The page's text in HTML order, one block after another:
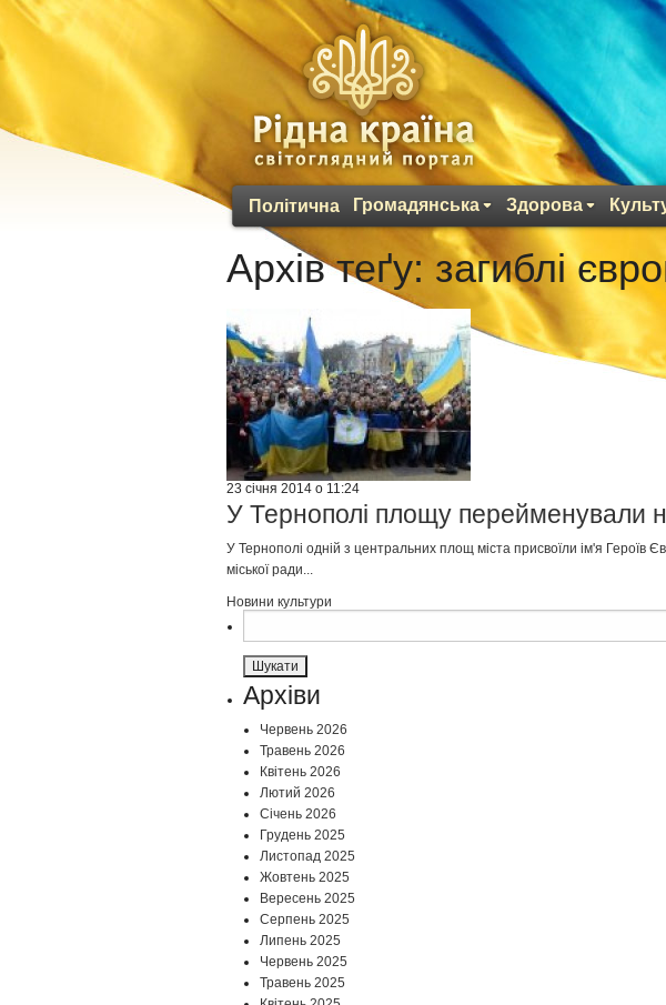
Політична Громадянська Здорова
Архів теґу: загиблі
23 січня 2014 о 11:24
У Тернополі площу перейменували
У Тернополі одній з центральних площ міста присвоїли ім'я
міської ради...
Новини культури
Архіви
Червень 2026
Травень 2026
Квітень 2026
Лютий 2026
Січень 2026
Грудень 2025
Листопад 2025
Жовтень 2025
Вересень 2025
Серпень 2025
Липень 2025
Червень 2025
Травень 2025